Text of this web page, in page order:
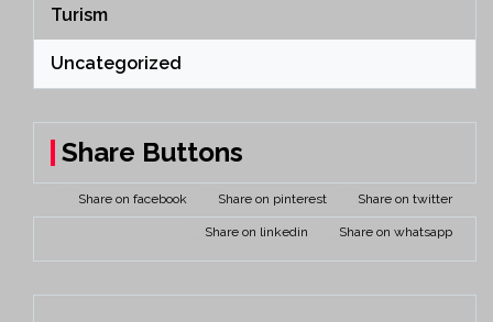
Turism
Uncategorized
Share Buttons